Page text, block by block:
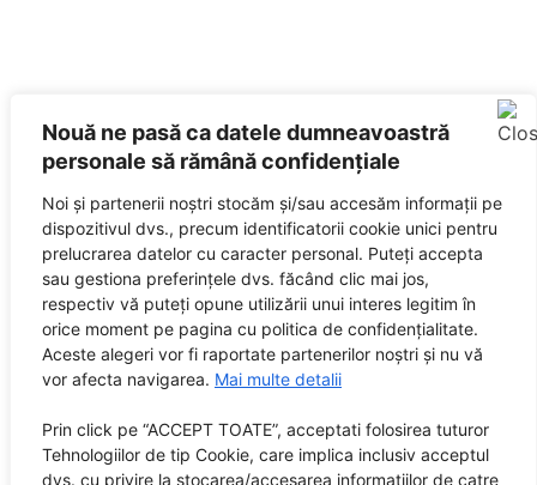
Nouă ne pasă ca datele dumneavoastră
personale să rămână confidențiale
Noi și partenerii noștri stocăm și/sau accesăm informații pe
dispozitivul dvs., precum identificatorii cookie unici pentru
prelucrarea datelor cu caracter personal. Puteți accepta
sau gestiona preferințele dvs. făcând clic mai jos,
respectiv vă puteți opune utilizării unui interes legitim în
orice moment pe pagina cu politica de confidențialitate.
Aceste alegeri vor fi raportate partenerilor noștri și nu vă
vor afecta navigarea. Mai multe detalii
Prin click pe “ACCEPT TOATE”, acceptati folosirea tuturor
Tehnologiilor de tip Cookie, care implica inclusiv acceptul
dvs. cu privire la stocarea/accesarea informatiilor de catre